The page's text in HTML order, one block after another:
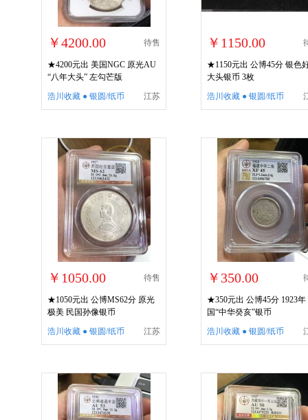
￥4200.00 待售
★4200元出 美国NGC 原光AU
“八年大头” 左勾芒版
江苏
浩川收藏 ● 银圆/纸币
￥1150.00
★1150元出 公博45分 银色
大头银币 3枚
浩川收藏 ● 银圆/纸币
￥1050.00 待售
★1050元出 公博MS62分 原光
极美 民国孙像银币
江苏
浩川收藏 ● 银圆/纸币
￥350.00
★350元出 公博45分 1923年
国“中华癸亥”银币
浩川收藏 ● 银圆/纸币